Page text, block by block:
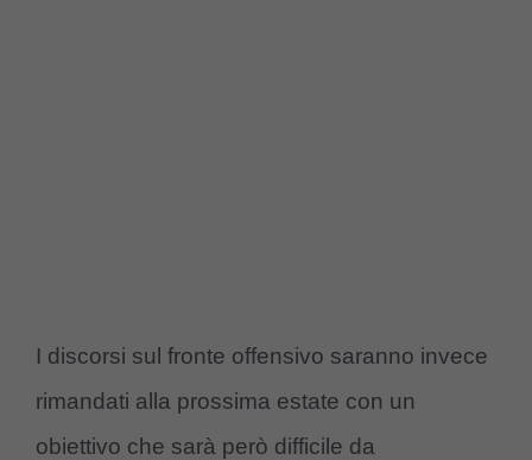
I discorsi sul fronte offensivo saranno invece
rimandati alla prossima estate con un
obiettivo che sarà però difficile da